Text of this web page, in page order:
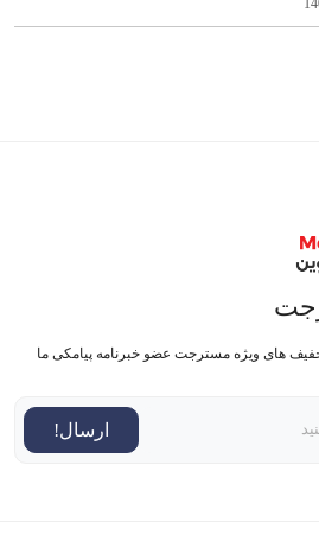
های ویژه مسترجت عضو خبرنامه پیامکی ما
ارسال!